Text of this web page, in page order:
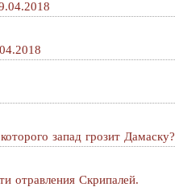
запад грозит Дамаску?
отравления Скрипалей.